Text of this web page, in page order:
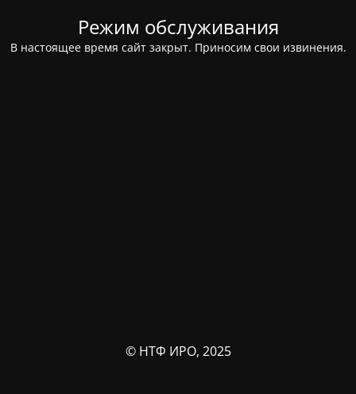
Режим обслуживания
В настоящее время сайт закрыт. Приносим свои извинения.
© НТФ ИРО, 2025